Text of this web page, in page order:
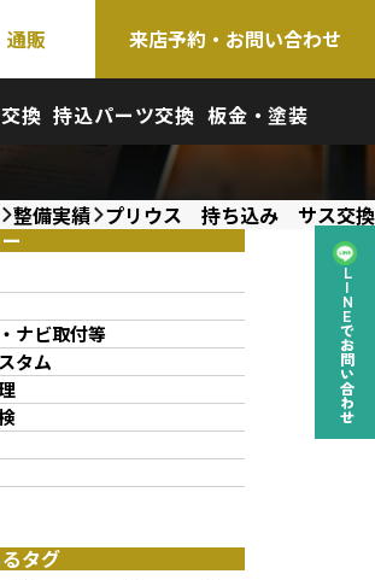
通販 来店予約・お問い合わせ
換 持込パーツ交換 板金・塗装
LINEでお問い合わせ
整備実績 プリウス 持ち込み サス交換
ナビ取付等
タム
タグ